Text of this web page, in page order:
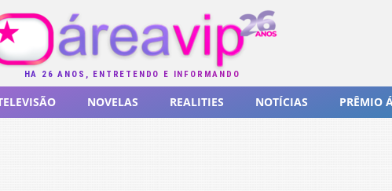
HÁ 26 ANOS, ENTRETENDO E INFORMANDO
NOVELAS REALITIES NOTÍCIAS PRÊMIO